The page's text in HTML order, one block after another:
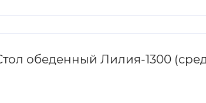
обеденный Лилия-1300